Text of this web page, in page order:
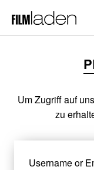
Um Zugriff auf
zu
Username or